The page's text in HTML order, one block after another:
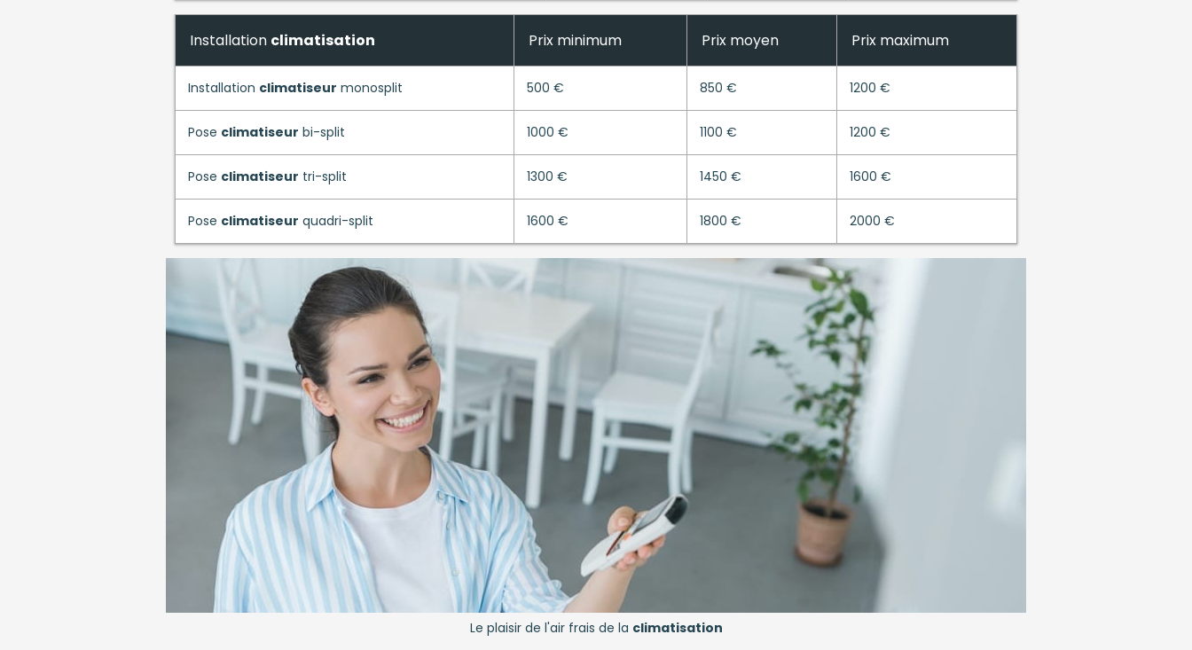
Installation climatisation Prix minimum Prix moyen Prix maximum
Installation climatiseur monosplit 500 € 850 € 1200 €
Pose climatiseur bi-split 1000 € 1100 € 1200 €
Pose climatiseur tri-split 1300 € 1450 € 1600 €
Pose climatiseur quadri-split 1600 € 1800 € 2000 €
Le plaisir de l'air frais de la climatisation